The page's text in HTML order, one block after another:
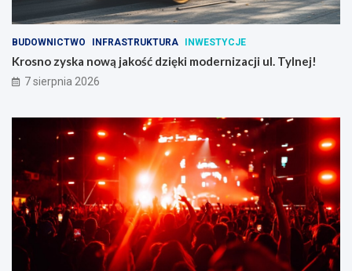
BUDOWNICTWO INFRASTRUKTURA INWESTYCJE
Krosno zyska nową jakość dzięki modernizacji ul. Tylnej!
7 sierpnia 2026